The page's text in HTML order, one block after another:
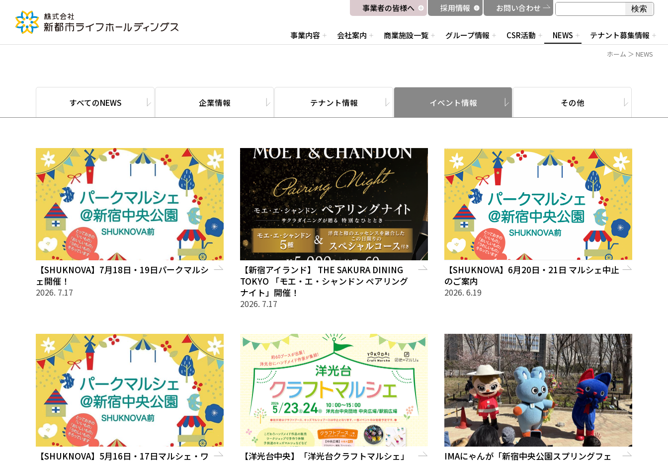
事業者の皆様へ 採用情報 お問い合わせ
事業内容 会社案内 商業施設一覧 グループ情報 CSR活動 NEWS テナント募集情報
検索
ホーム ＞ NEWS
すべてのNEWS 企業情報 テナント情報 イベント情報 その他
【SHUKNOVA】7月18日・19日パークマルシ
ェ開催！
2026. 7.17
【新宿アイランド】 THE SAKURA DINING
TOKYO 「モエ・エ・シャンドン ペアリング
ナイト」開催！
2026. 7.17
【SHUKNOVA】6月20日・21日 マルシェ中止
のご案内
2026. 6.19
【SHUKNOVA】5月16日・17日マルシェ・ワ
【洋光台中央】「洋光台クラフトマルシェ」
IMAにゃんが「新宿中央公園スプリングフェ